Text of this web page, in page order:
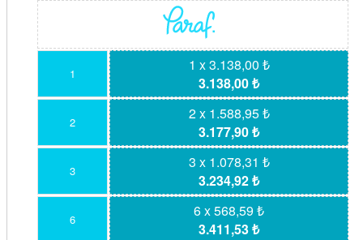
1
1 x 3.138,00 ₺
3.138,00 ₺
2
2 x 1.588,95 ₺
3.177,90 ₺
3
3 x 1.078,31 ₺
3.234,92 ₺
6
6 x 568,59 ₺
3.411,53 ₺